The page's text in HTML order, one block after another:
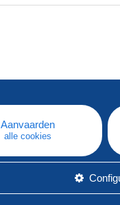
Aanvaarden
alle cookies